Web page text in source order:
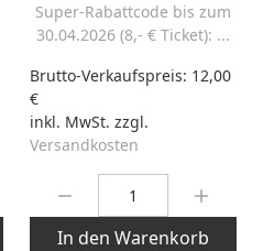
Super-Rabattcode bis zum
30.04.2026 (8,- € Ticket): ...
Brutto-Verkaufspreis: 12,00
€
inkl. MwSt. zzgl.
Versandkosten
In den Warenkorb